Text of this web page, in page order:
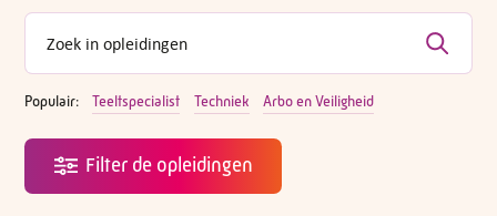
Populair: Teeltspecialist Techniek Arbo en Veiligheid